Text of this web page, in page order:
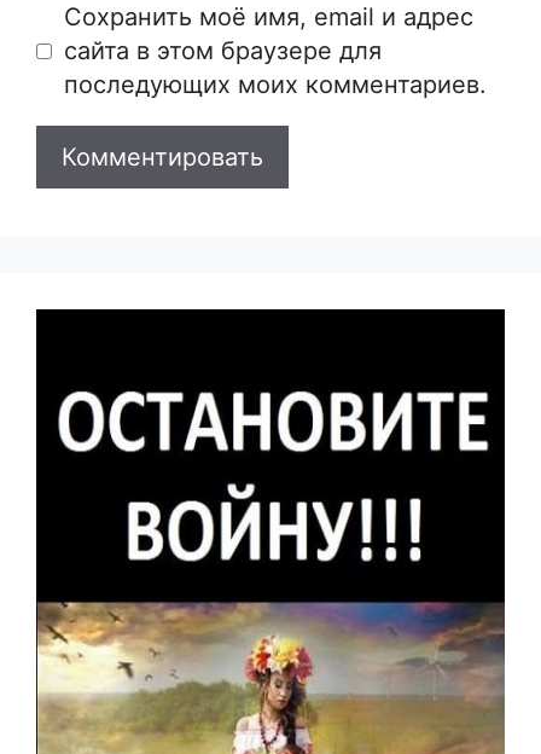
Сайт
Сохранить моё имя, email и адрес
сайта в этом браузере для
последующих моих комментариев.